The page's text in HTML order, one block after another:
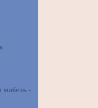
мабель -